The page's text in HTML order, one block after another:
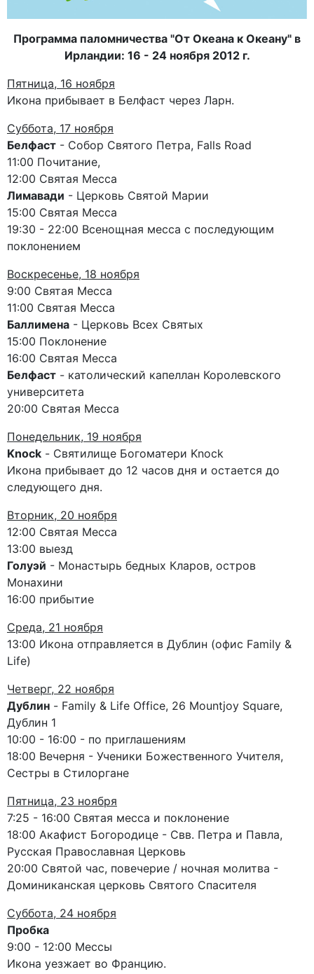
Программа паломничества "От Океана к Океану" в
Ирландии: 16 - 24 ноября 2012 г.
Пятница, 16 ноября
Икона прибывает в Белфаст через Ларн.
Суббота, 17 ноября
Белфаст - Собор Святого Петра, Falls Road
11:00 Почитание,
12:00 Святая Месса
Лимавади - Церковь Святой Марии
15:00 Святая Месса
19:30 - 22:00 Всенощная месса с последующим
поклонением
Воскресенье, 18 ноября
9:00 Святая Месса
11:00 Святая Месса
Баллимена - Церковь Всех Святых
15:00 Поклонение
16:00 Святая Месса
Белфаст - католический капеллан Королевского
университета
20:00 Святая Месса
Понедельник, 19 ноября
Knock - Святилище Богоматери Knock
Икона прибывает до 12 часов дня и остается до
следующего дня.
Вторник, 20 ноября
12:00 Святая Месса
13:00 выезд
Голуэй - Монастырь бедных Кларов, остров
Монахини
16:00 прибытие
Среда, 21 ноября
13:00 Икона отправляется в Дублин (офис Family &
Life)
Четверг, 22 ноября
Дублин - Family & Life Office, 26 Mountjoy Square,
Дублин 1
10:00 - 16:00 - по приглашениям
18:00 Вечерня - Ученики Божественного Учителя,
Сестры в Стилоргане
Пятница, 23 ноября
7:25 - 16:00 Святая месса и поклонение
18:00 Акафист Богородице - Свв. Петра и Павла,
Русская Православная Церковь
20:00 Святой час, повечерие / ночная молитва -
Доминиканская церковь Святого Спасителя
Суббота, 24 ноября
Пробка
9:00 - 12:00 Мессы
Икона уезжает во Францию.